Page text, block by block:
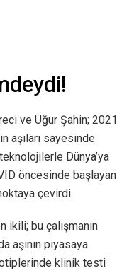
ve Uğur Şahin; 2021
aşıları sayesinde
Dünya’ya
öncesinde başlayan
çevirdi.
bu çalışmanın
aşının piyasaya
klinik testi